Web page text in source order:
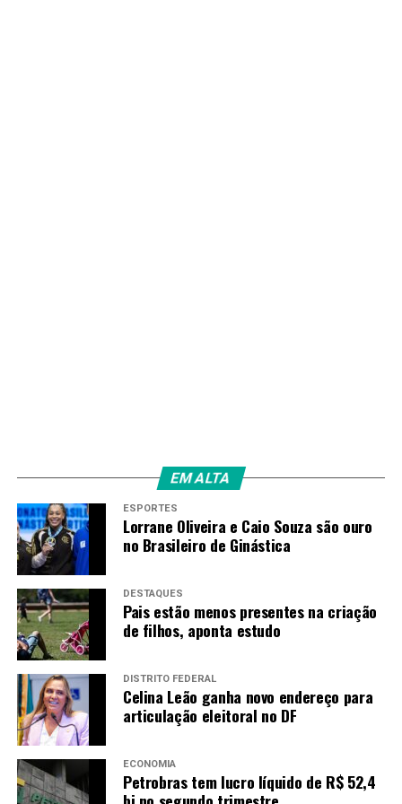
TRÊS grandes lojas de varejo oferecem 1,8 mil vagas de
emprego; salários chegam a R$7 mil
Amarildo Mota
EM ALTA
ESPORTES
Lorrane Oliveira e Caio Souza são ouro
no Brasileiro de Ginástica
DESTAQUES
Pais estão menos presentes na criação
de filhos, aponta estudo
DISTRITO FEDERAL
Celina Leão ganha novo endereço para
articulação eleitoral no DF
ECONOMIA
Petrobras tem lucro líquido de R$ 52,4